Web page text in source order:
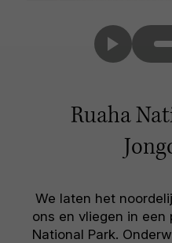
Ruaha
We laten het
ons en vliegen in een
National Park.